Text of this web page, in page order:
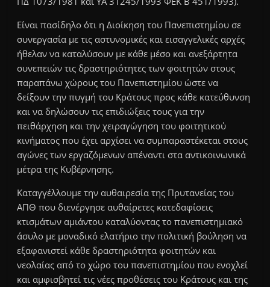
Είναι πασίδηλο ότι η Διοίκηση του Πανεπιστημίου σε
συνεργασία με τις αστυνομικές και εισαγγελικές αρχές
ήθελαν να καταλύσουν με κάθε μέσο και ανεξάρτητα
συνεπειών τις δραστηριότητες των φοιτητών στους
παραπάνω χώρους του Πανεπιστημίου ώστε να
δείξουν την πυγμή του Κράτους προς κάθε κατεύθυνση
και να δηλώσουν τις επιδιώξεις τους για την
πειθάρχηση και την χειραγώγηση του φοιτητικού
κινήματος που έχει αρχίσει να συμπαραστέκεται στους
αγώνες των εργαζόμενων απέναντι στα αντικοινωνικά
μέτρα της Κυβέρνησης.
Καταγγέλλουμε την αυθαιρεσία της Πρυτανείας του
ΑΠΘ που διενέργησε αυθαίρετες κατεδαφίσεις
κτισμάτων αμιάντου καταλύοντας το πανεπιστημιακό
άσυλο με μοναδικό ελατήριο την πολιτική βούληση να
εξαφανιστεί κάθε δραστηριότητα φοιτητών και
νεολαίας από το χώρο του πανεπιστημίου που ενοχλεί
και αμφισβητεί τις νέες προθέσεις του Κράτους και της